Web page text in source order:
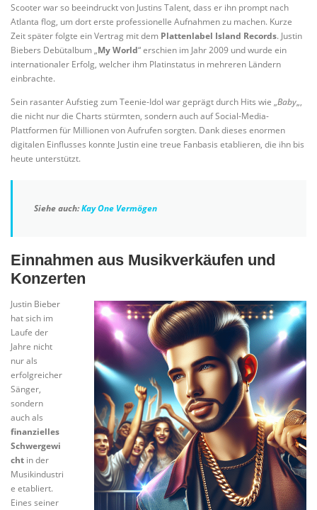
Scooter war so beeindruckt von Justins Talent, dass er ihn prompt nach
Atlanta flog, um dort erste professionelle Aufnahmen zu machen. Kurze
Zeit später folgte ein Vertrag mit dem Plattenlabel Island Records. Justin
Biebers Debütalbum „My World“ erschien im Jahr 2009 und wurde ein
internationaler Erfolg, welcher ihm Platinstatus in mehreren Ländern
einbrachte.
Sein rasanter Aufstieg zum Teenie-Idol war geprägt durch Hits wie „Baby„,
die nicht nur die Charts stürmten, sondern auch auf Social-Media-
Plattformen für Millionen von Aufrufen sorgten. Dank dieses enormen
digitalen Einflusses konnte Justin eine treue Fanbasis etablieren, die ihn bis
heute unterstützt.
Siehe auch:Kay One Vermögen
Einnahmen aus Musikverkäufen und
Konzerten
Justin Bieber
hat sich im
Laufe der
Jahre nicht
nur als
erfolgreicher
Sänger,
sondern
auch als
finanzielles
Schwergewi
cht in der
Musikindustri
e etabliert.
Eines seiner